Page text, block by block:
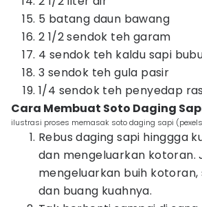
5 batang daun bawang
2 1/2 sendok teh garam
4 sendok teh kaldu sapi
3 sendok teh gula pasir
1/4 sendok teh
Cara Membuat Soto Daging
ilustrasi proses memasak soto daging sapi
Rebus daging sapi hinggga
dan mengeluarkan kotoran.
mengeluarkan buih
dan buang kuahnya.